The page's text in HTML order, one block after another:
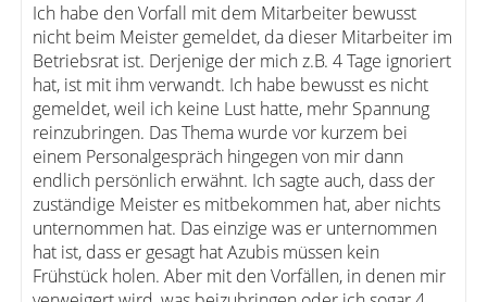
Ich habe den Vorfall mit dem Mitarbeiter bewusst
nicht beim Meister gemeldet, da dieser Mitarbeiter im
Betriebsrat ist. Derjenige der mich z.B. 4 Tage ignoriert
hat, ist mit ihm verwandt. Ich habe bewusst es nicht
gemeldet, weil ich keine Lust hatte, mehr Spannung
reinzubringen. Das Thema wurde vor kurzem bei
einem Personalgespräch hingegen von mir dann
endlich persönlich erwähnt. Ich sagte auch, dass der
zuständige Meister es mitbekommen hat, aber nichts
unternommen hat. Das einzige was er unternommen
hat ist, dass er gesagt hat Azubis müssen kein
Frühstück holen. Aber mit den Vorfällen, in denen mir